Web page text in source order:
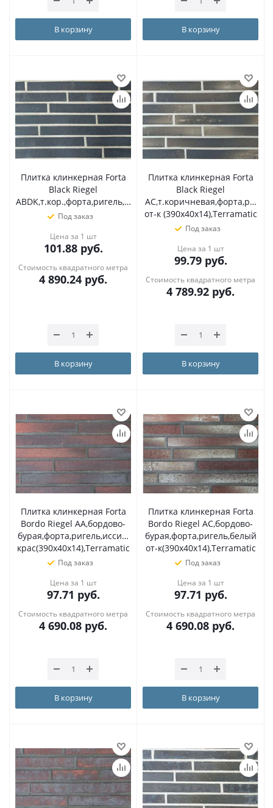
В корзину В корзину
Плитка клинкерная Forta
Black Riegel
Под заказ
Цена за 1 шт
101.88руб.
Стоимость квадратного метра
4 890.24 руб.
В корзину
Плитка клинкерная Forta
Black Riegel
от-к (390х40х14),Terramatic
Под заказ
Цена за 1 шт
99.79руб.
Стоимость квадратного метра
4 789.92 руб.
В корзину
Плитка клинкерная Forta
Bordo Riegel AA,бордово-
бурая,форта,ригель,иссиня-
крас(390х40х14),Terramatic
Под заказ
Цена за 1 шт
97.71 руб.
Стоимость квадратного метра
4 690.08 руб.
В корзину
Плитка клинкерная Forta
Bordo Riegel AC,бордово-
бурая,форта,ригель,белый
от-к(390х40х14),Terramatic
Под заказ
Цена за 1 шт
97.71 руб.
Стоимость квадратного метра
4 690.08 руб.
В корзину